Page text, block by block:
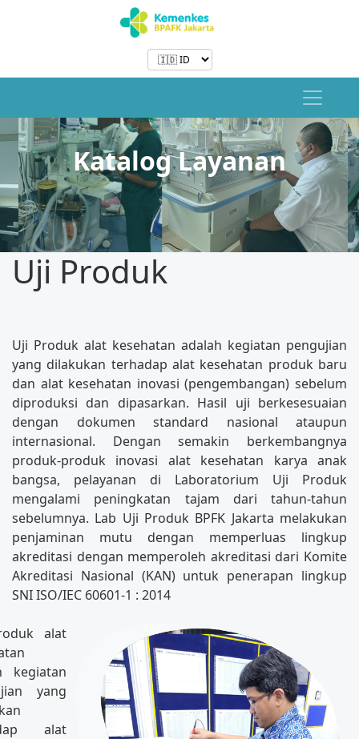
Katalog Layanan
Uji Produk
Uji Produk alat kesehatan adalah kegiatan pengujian
yang dilakukan terhadap alat kesehatan produk baru
dan alat kesehatan inovasi (pengembangan) sebelum
diproduksi dan dipasarkan. Hasil uji berkesesuaian
dengan dokumen standard nasional ataupun
internasional. Dengan semakin berkembangnya
produk-produk inovasi alat kesehatan karya anak
bangsa, pelayanan di Laboratorium Uji Produk
mengalami peningkatan tajam dari tahun-tahun
sebelumnya. Lab Uji Produk BPFK Jakarta melakukan
penjaminan mutu dengan memperluas lingkup
akreditasi dengan memperoleh akreditasi dari Komite
Akreditasi Nasional (KAN) untuk penerapan lingkup
SNI ISO/IEC 60601-1 : 2014
alat
kegiatan
yang
alat